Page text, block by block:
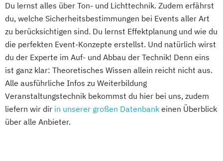
Du lernst alles über Ton- und Lichttechnik. Zudem erfährst
du, welche Sicherheitsbestimmungen bei Events aller Art
zu berücksichtigen sind. Du lernst Effektplanung und wie du
die perfekten Event-Konzepte erstellst. Und natürlich wirst
du der Experte im Auf- und Abbau der Technik! Denn eins
ist ganz klar: Theoretisches Wissen allein reicht nicht aus.
Alle ausführliche Infos zu Weiterbildung
Veranstaltungstechnik bekommst du hier bei uns, zudem
liefern wir dir in unserer großen Datenbank einen Überblick
über alle Anbieter.